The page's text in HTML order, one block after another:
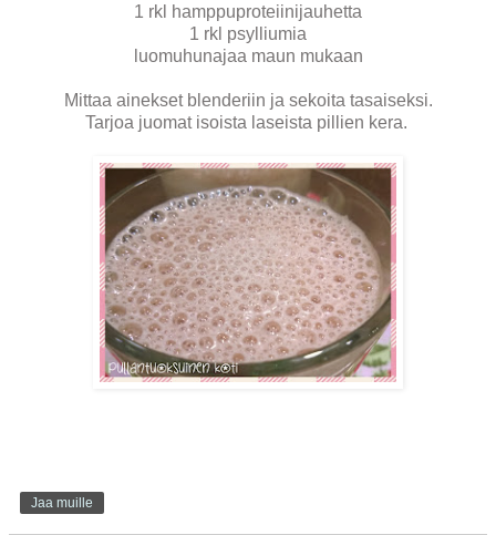
1 rkl hamppuproteiinijauhetta
1 rkl psylliumia
luomuhunajaa maun mukaan
Mittaa ainekset blenderiin ja sekoita tasaiseksi.
Tarjoa juomat isoista laseista pillien kera.
Jaa muille